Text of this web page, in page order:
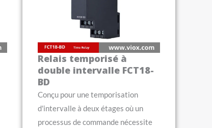
Relais temporisé à
double intervalle FCT18-
BD
Conçu pour une temporisation
d'intervalle à deux étages où un
processus de commande nécessite